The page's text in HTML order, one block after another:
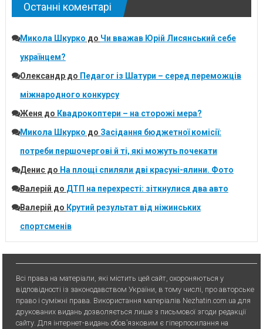
Останні коментарі
Микола Шкурко до Чи вважав Юрій Лисянський себе
українцем?
Олександрдо Педагог із Шатури – серед переможців
міжнародного конкурсу
Женя до Квадрокоптери – на сторожі мера?
Микола Шкурко до Засідання бюджетної комісії:
потреби першочергові й ті, які можуть почекати
Денисдо На площі спиляли дві красуні-ялини. Фото
Валерій до ДТП на перехресті: зіткнулися два авто
Валерій до Крутий результат від ніжинських
спортсменів
Всі права на матеріали, які містить цей сайт, охороняються у
відповідності із законодавством України, в тому числі, про авторське
право і суміжні права. Використання матерiалiв Nezhatin.com.ua для
друкованих видань дозволяється лише з письмової згоди редакції
сайту. Для iнтернет-видань обов’язковим є гiперпосилання на